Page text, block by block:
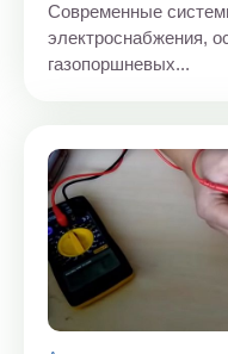
Современные
электроснабжения,
газопоршневых...